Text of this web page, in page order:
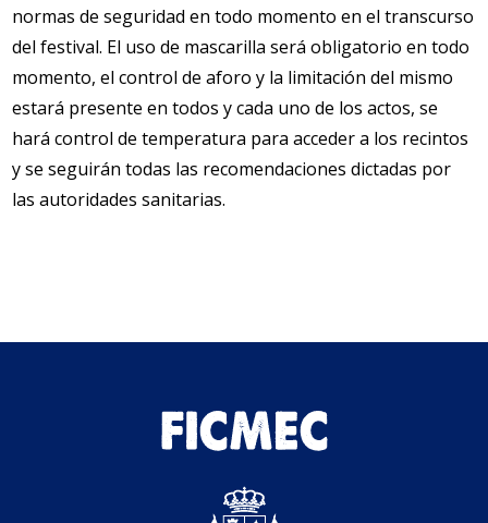
normas de seguridad en todo momento en el transcurso
del festival. El uso de mascarilla será obligatorio en todo
momento, el control de aforo y la limitación del mismo
estará presente en todos y cada uno de los actos, se
hará control de temperatura para acceder a los recintos
y se seguirán todas las recomendaciones dictadas por
las autoridades sanitarias.